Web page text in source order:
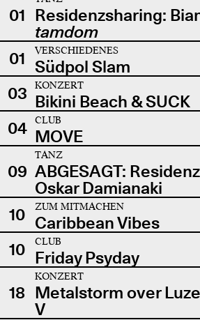
01 Residenzsharing:
tamdom
01
VERSCHIEDENES
Südpol Slam
03
KONZERT
Bikini Beach & SUCK
04
CLUB
MOVE
09
TANZ
ABGESAGT:
Oskar Damianaki
10
ZUM MITMACHEN
Caribbean Vibes
10
CLUB
Friday Psyday
18
KONZERT
Metalstorm over
V